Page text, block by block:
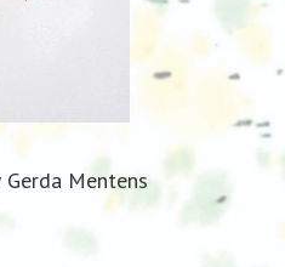
Mentens